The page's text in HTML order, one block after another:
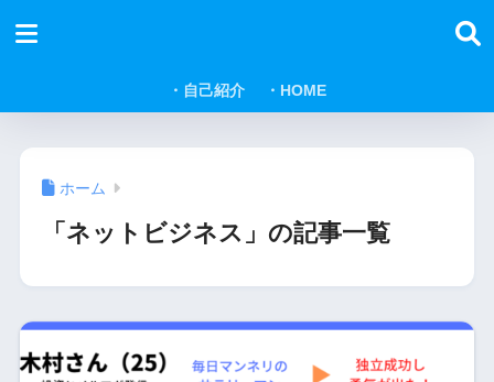
・自己紹介 ・HOME
ホーム
「ネットビジネス」の記事一覧